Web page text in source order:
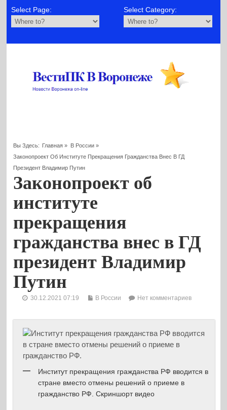
Select Page: Select Category:
Вы Здесь: Главная » В России»
Законопроект Об Институте Прекращения Гражданства Внес В ГД
Президент Владимир Путин
Законопроект об
институте
прекращения
гражданства внес в ГД
президент Владимир
Путин
30.12.2021 07:19 В России Нет комментариев
Институт прекращения гражданства РФ вводится в
стране вместо отмены решений о приеме в
гражданство РФ. Скриншорт видео